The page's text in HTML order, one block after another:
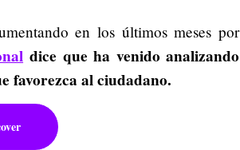
en los últimos meses por
dice que ha venido analizando
favorezca al ciudadano.